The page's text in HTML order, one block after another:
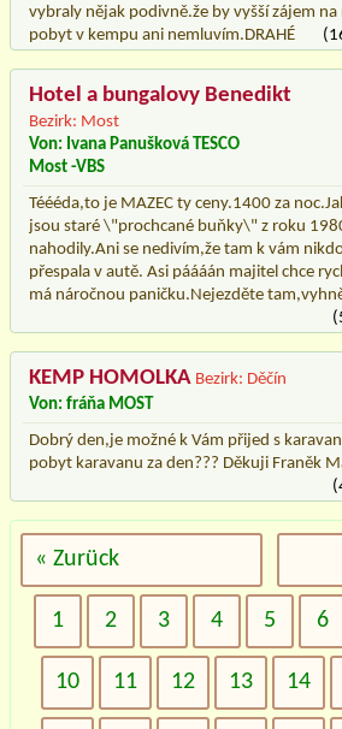
vybraly nějak podivně.že by vyšší zájem na
pobyt v kempu ani nemluvím.DRAHÉ
Hotel a bungalovy Benedikt
Bezirk: Most
Von: Ivana Panušková TESCO
Most -VBS
Téééda,to je MAZEC ty ceny.1400 za
jsou staré \"prochcané buňky\" z roku
nahodily.Ani se nedivím,že tam k vám
přespala v autě. Asi páááán majitel chce
má náročnou paničku.Nejezděte
KEMP HOMOLKA Bezirk: Děčín
Von: fráňa MOST
Dobrý den,je možné k Vám přijed s
pobyt karavanu za den??? Děkuji Franěk
« Zurück
1 2 3 4 5 6
10 11 12 13 14